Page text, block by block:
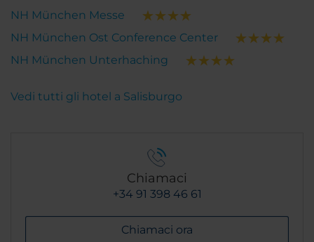
NH München Messe
NH München Ost Conference Center
NH München Unterhaching
Vedi tutti gli hotel a Salisburgo
Chiamaci
+34 91 398 46 61
Chiamaci ora